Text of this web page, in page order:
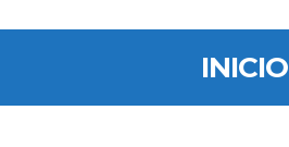
INICIO